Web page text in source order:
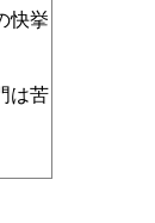
快挙
は苦